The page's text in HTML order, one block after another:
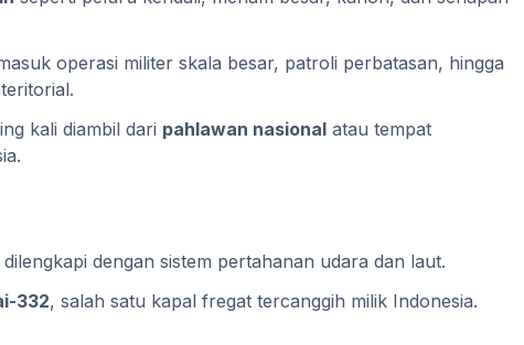
operasi militer skala besar, patroli perbatasan, hingga
kali diambil dari pahlawan nasional atau tempat
dilengkapi dengan sistem pertahanan udara dan laut.
332, salah satu kapal fregat tercanggih milik Indonesia.